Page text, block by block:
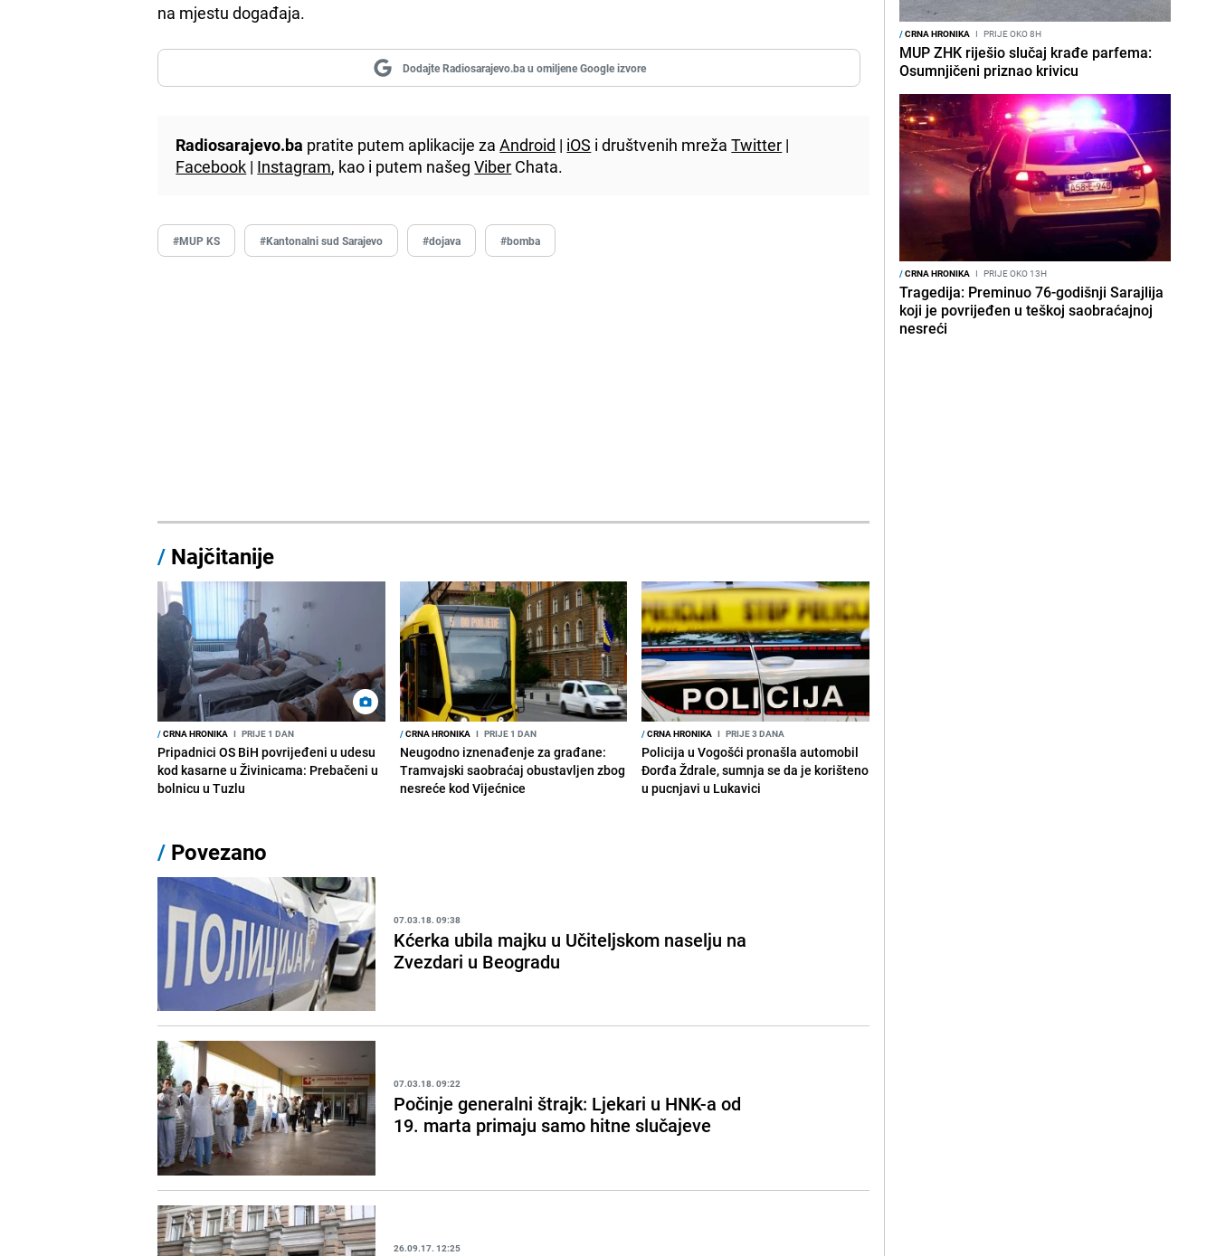
na mjestu događaja.
Dodajte Radiosarajevo.ba u omiljene Google izvore
Radiosarajevo.ba pratite putem aplikacije zaAndroid | iOS i društvenih mrežaTwitter |
Facebook | Instagram, kao i putem našegViber Chata.
#MUP KS #Kantonalni sud Sarajevo #dojava #bomba
/ Najčitanije
/CRNA HRONIKA I PRIJE 1 DAN
Pripadnici OS BiH povrijeđeni u udesu
kod kasarne u Živinicama: Prebačeni u
bolnicu u Tuzlu
/CRNA HRONIKA I PRIJE 1 DAN
Neugodno iznenađenje za građane:
Tramvajski saobraćaj obustavljen zbog
nesreće kod Vijećnice
/CRNA HRONIKA I PRIJE 3 DANA
Policija u Vogošći pronašla automobil
Đorđa Ždrale, sumnja se da je korišteno
u pucnjavi u Lukavici
/ Povezano
07.03.18. 09:38
Kćerka ubila majku u Učiteljskom naselju na
Zvezdari u Beogradu
07.03.18. 09:22
Počinje generalni štrajk: Ljekari u HNK-a od
19. marta primaju samo hitne slučajeve
26.09.17. 12:25
/CRNA HRONIKA I PRIJE OKO 8H
MUP ZHK riješio slučaj krađe parfema:
Osumnjičeni priznao krivicu
/CRNA HRONIKA I PRIJE OKO 13H
Tragedija: Preminuo 76-godišnji Sarajlija
koji je povrijeđen u teškoj saobraćajnoj
nesreći